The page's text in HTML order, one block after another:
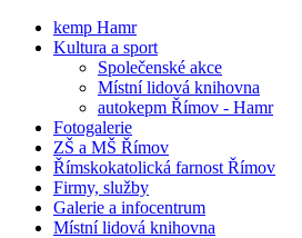
kemp Hamr
Kultura a sport
Společenské akce
Místní lidová knihovna
autokepm Římov - Hamr
Fotogalerie
ZŠ a MŠ Římov
Římskokatolická farnost Římov
Firmy, služby
Galerie a infocentrum
Místní lidová knihovna